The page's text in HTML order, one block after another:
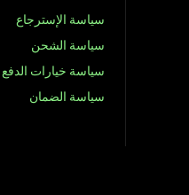
سياسة الإسترجاع
سياسة الشحن
سياسة خيارات الدفع
سياسة الضمان